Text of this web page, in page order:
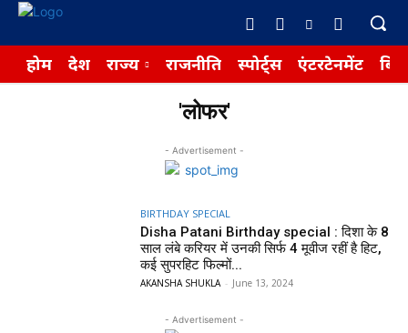
होम देश राज्य राजनीति स्पोर्ट्स एंटरटेनमेंट
'लोफर'
- Advertisement -
BIRTHDAY SPECIAL
Disha Patani Birthday special : दिशा के 8
साल लंबे करियर में उनकी सिर्फ 4 मूवीज रहीं है हिट,
कई सुपरहिट फिल्मों...
AKANSHA SHUKLA - June 13, 2024
- Advertisement -